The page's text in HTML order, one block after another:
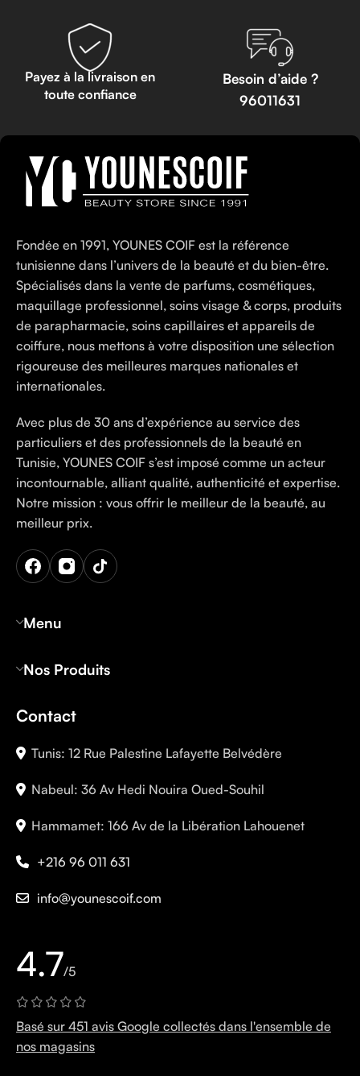
Payez à la livraison en
toute confiance
Besoin d’aide ?
96011631
Fondée en 1991, YOUNES COIF est la référence
tunisienne dans l’univers de la beauté et du bien-être.
Spécialisés dans la vente de parfums, cosmétiques,
maquillage professionnel, soins visage & corps, produits
de parapharmacie, soins capillaires et appareils de
coiffure, nous mettons à votre disposition une sélection
rigoureuse des meilleures marques nationales et
internationales.
Avec plus de 30 ans d’expérience au service des
particuliers et des professionnels de la beauté en
Tunisie, YOUNES COIF s’est imposé comme un acteur
incontournable, alliant qualité, authenticité et expertise.
Notre mission : vous offrir le meilleur de la beauté, au
meilleur prix.
Menu
Nos Produits
Contact
Tunis: 12 Rue Palestine Lafayette Belvédère
Nabeul: 36 Av Hedi Nouira Oued-Souhil
Hammamet: 166 Av de la Libération Lahouenet
+216 96 011 631
info@younescoif.com
4.7/5
Basé sur 451 avis Google collectés dans l'ensemble de
nos magasins